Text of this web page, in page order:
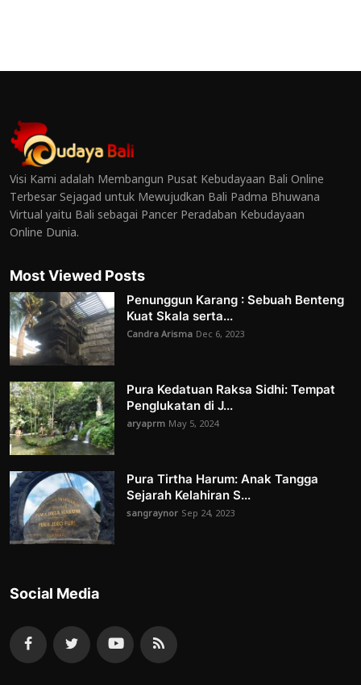
Visi Kami adalah Membangun Pusat Kebudayaan Bali Online
Terbesar Sejagad untuk Mewujudkan Bali Padma Bhuwana
Virtual yaitu Bali sebagai Pancer Peradaban Kebudayaan
Online Dunia.
Most Viewed Posts
Penunggun Karang : Sebuah Benteng
Kuat Skala serta...
Candra Arisma Dec 6, 2023
Pura Kedatuan Raksa Sidhi: Tempat
Penglukatan di J...
aryaprm May 5, 2024
Pura Tirtha Harum: Anak Tangga
Sejarah Kelahiran S...
sangraynor Sep 24, 2023
Social Media